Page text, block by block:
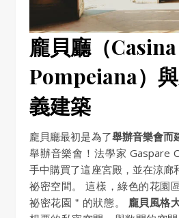
龐貝廳（Casina
Pompeiana）
義建築
龐貝廳最初是為了舉辦音樂會而
舉辦音樂會！法學家 Gaspare
手中購買了這座宮殿，並在涼廊
祕密空間。 這樣，綠色的花園
祕密花園＂的狀態。 龐貝風格